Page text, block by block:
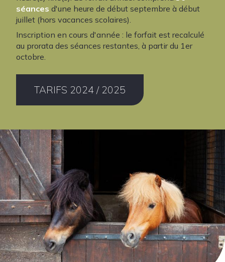
séances d'une heure de début septembre à début
juillet (hors vacances scolaires).
Inscription en cours d'année : le forfait est recalculé
au prorata des séances restantes, à partir du 1er
octobre.
TARIFS 2024 / 2025